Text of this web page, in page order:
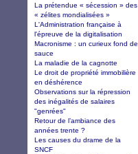
La prétendue « sécession » des
« zélites mondialisées »
L'Administration française à
l'épreuve de la digitalisation
Macronisme : un curieux fond de
sauce
La maladie de la cagnotte
Le droit de propriété immobilière
en déshérence
Observations sur la répression
des inégalités de salaires
"genrées"
Retour de l’ambiance des
années trente ?
Les causes du drame de la
SNCF